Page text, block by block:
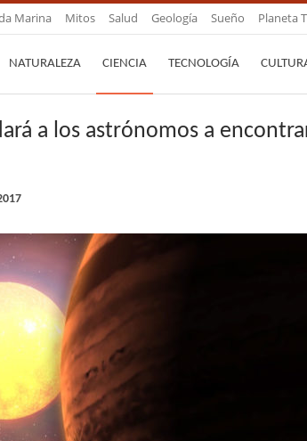
Marina Mitos Salud Geología Sueño Planeta
NATURALEZA CIENCIA TECNOLOGÍA
a los astrónomos a